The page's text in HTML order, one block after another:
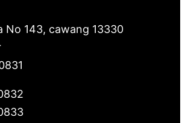
No 143, cawang 13330